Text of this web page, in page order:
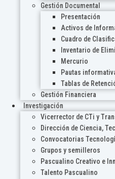
Gestión Documental
Presentación
Activos de
Cuadro de
Inventario de
Mercurio
Pautas
Tablas de
Gestión Financiera
Investigación
Vicerrector de CTi y
Dirección de Ciencia,
Convocatorias
Grupos y semilleros
Pascualino Creativo e
Talento Pascualino